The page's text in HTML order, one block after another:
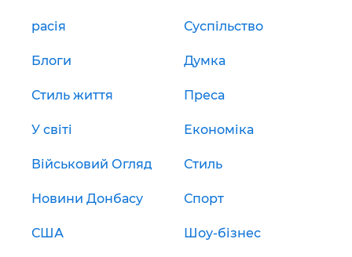
расія Суспільство
Блоги Думка
Стиль життя Преса
У світі Економіка
Військовий Огляд Стиль
Новини Донбасу Спорт
США Шоу-бізнес